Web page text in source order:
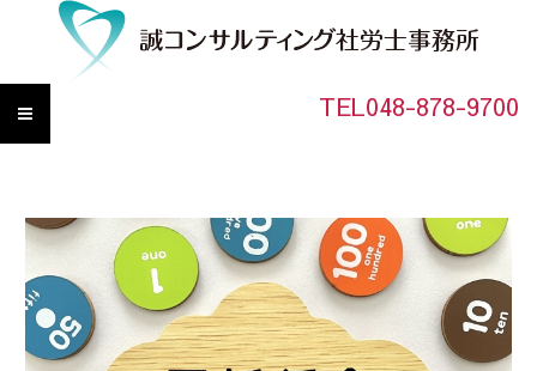
TEL048-878-9700